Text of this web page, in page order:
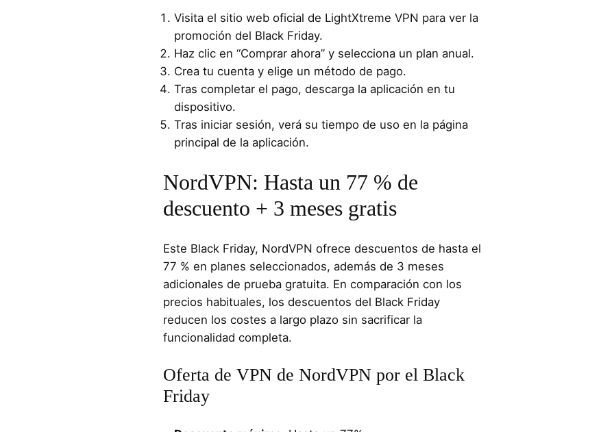
Visita el sitio web oficial de LightXtreme VPN para ver la
promoción del Black Friday.
Haz clic en “Comprar ahora” y selecciona un plan anual.
Crea tu cuenta y elige un método de pago.
Tras completar el pago, descarga la aplicación en tu
dispositivo.
Tras iniciar sesión, verá su tiempo de uso en la página
principal de la aplicación.
NordVPN: Hasta un 77 % de
descuento + 3 meses gratis
Este Black Friday, NordVPN ofrece descuentos de hasta el
77 % en planes seleccionados, además de 3 meses
adicionales de prueba gratuita. En comparación con los
precios habituales, los descuentos del Black Friday
reducen los costes a largo plazo sin sacrificar la
funcionalidad completa.
Oferta de VPN de NordVPN por el Black
Friday